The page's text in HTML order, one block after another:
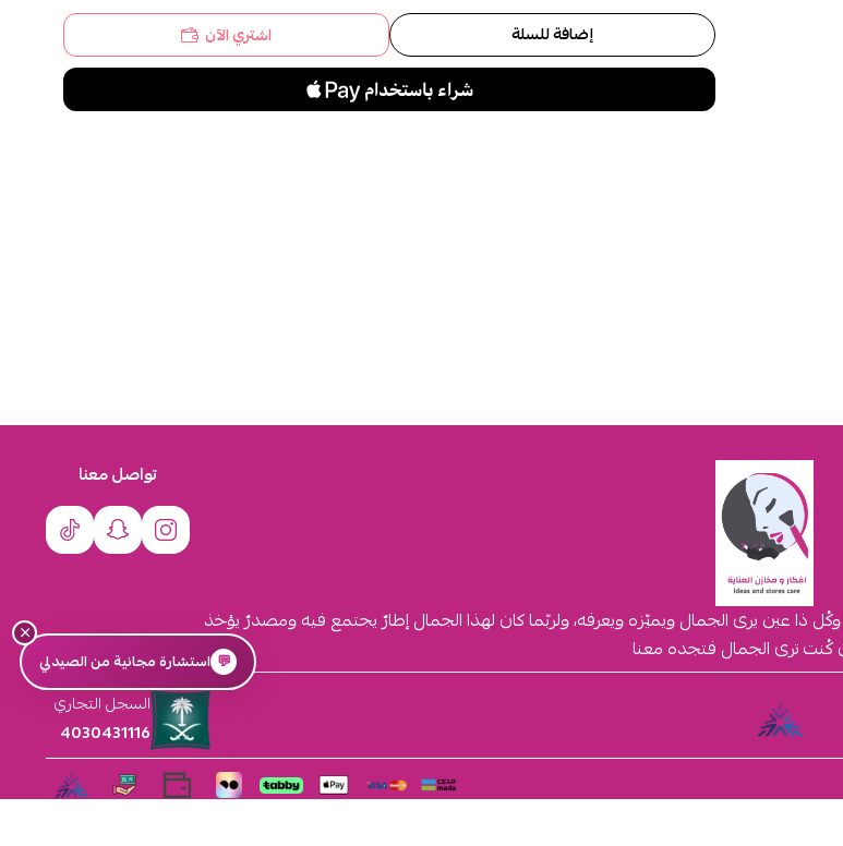
إضافة للسلة اشتري الآن
ذا عين يرى الجمال ويميّزه ويعرفه، ولربّما كان لهذا الجمال إطارٌ يجتمع فيه ومصدرٌ يؤخذ
كُنت ترى الجمال فتجده معنا
تواصل معنا
السجل التجاري
4030431116
×
💬 استشارة مجانية من الصيدلي